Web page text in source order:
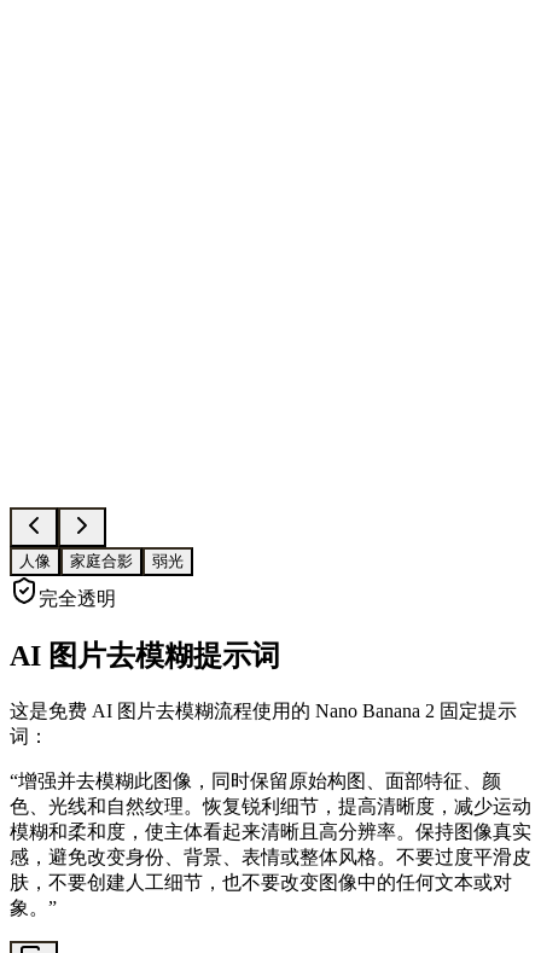
人像 家庭合影 弱光
完全透明
AI 图片去模糊提示词
这是免费 AI 图片去模糊流程使用的 Nano Banana 2 固定提示
词：
“增强并去模糊此图像，同时保留原始构图、面部特征、颜
色、光线和自然纹理。恢复锐利细节，提高清晰度，减少运动
模糊和柔和度，使主体看起来清晰且高分辨率。保持图像真实
感，避免改变身份、背景、表情或整体风格。不要过度平滑皮
肤，不要创建人工细节，也不要改变图像中的任何文本或对
象。 ”